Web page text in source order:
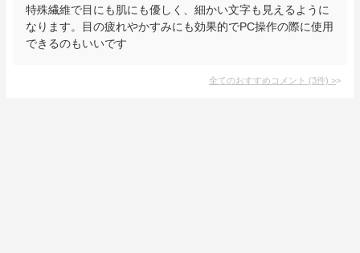
特殊繊維で目にも肌にも優しく、細かい文字も見えるように
なります。目の疲れやかすみにも効果的でPC操作の際に使用
できるのもいいです
全てのおすすめコメント (3件) >